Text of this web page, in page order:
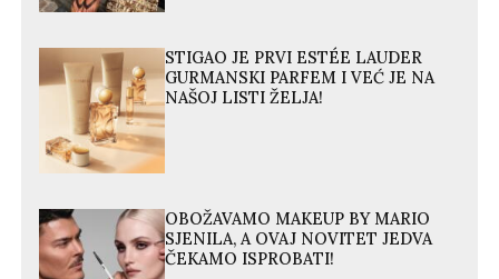
STIGAO JE PRVI ESTÉE LAUDER
GURMANSKI PARFEM I VEĆ JE NA
NAŠOJ LISTI ŽELJA!
OBOŽAVAMO MAKEUP BY MARIO
SJENILA, A OVAJ NOVITET JEDVA
ČEKAMO ISPROBATI!